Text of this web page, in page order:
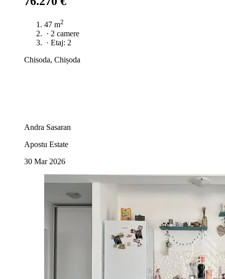
47 m2
· 2 camere
· Etaj: 2
Chisoda, Chișoda
Andra Sasaran
Apostu Estate
30 Mar 2026